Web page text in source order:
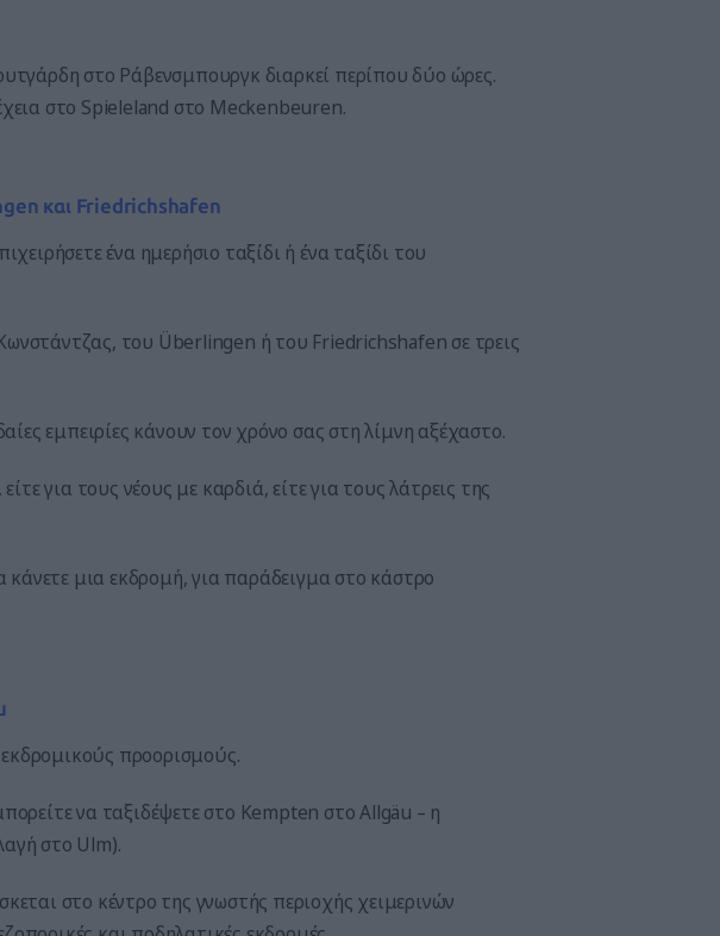
στο Ράβενσμπουργκ διαρκεί περίπου δύο ώρες.
στο Spieleland στο Meckenbeuren.
και Friedrichshafen
ένα ημερήσιο ταξίδι ή ένα ταξίδι του
του Überlingen ή του Friedrichshafen σε τρεις
εμπειρίες κάνουν τον χρόνο σας στη λίμνη αξέχαστο.
για τους νέους με καρδιά, είτε για τους λάτρεις της
κάνετε μια εκδρομή, για παράδειγμα στο κάστρο
προορισμούς.
να ταξιδέψετε στο Kempten στο Allgäu – η
στο Ulm).
στο κέντρο της γνωστής περιοχής χειμερινών